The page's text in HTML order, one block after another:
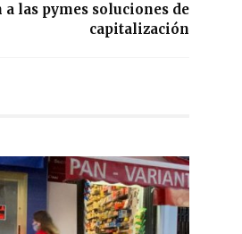
las pymes soluciones de
capitalización